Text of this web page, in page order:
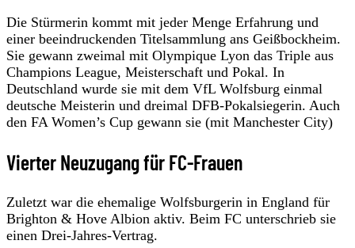
Die Stürmerin kommt mit jeder Menge Erfahrung und
einer beeindruckenden Titelsammlung ans Geißbockheim.
Sie gewann zweimal mit Olympique Lyon das Triple aus
Champions League, Meisterschaft und Pokal. In
Deutschland wurde sie mit dem VfL Wolfsburg einmal
deutsche Meisterin und dreimal DFB-Pokalsiegerin. Auch
den FA Women’s Cup gewann sie (mit Manchester City)
Vierter Neuzugang für FC-Frauen
Zuletzt war die ehemalige Wolfsburgerin in England für
Brighton & Hove Albion aktiv. Beim FC unterschrieb sie
einen Drei-Jahres-Vertrag.